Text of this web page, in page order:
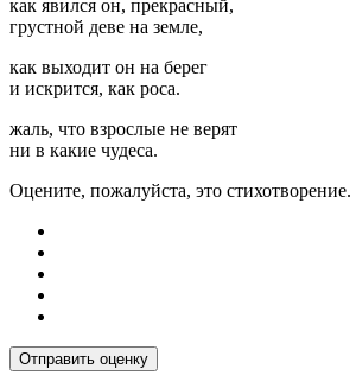
как явился он, прекрасный,
грустной деве на земле,
как выходит он на берег
и искрится, как роса.
жаль, что взрослые не верят
ни в какие чудеса.
Оцените, пожалуйста, это стихотворение.
Отправить оценку